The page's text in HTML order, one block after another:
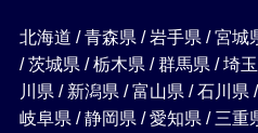
北海道 / 青森県 / 岩手県 / 宮城
/ 茨城県 / 栃木県 / 群馬県 / 埼
川県 / 新潟県 / 富山県 / 石川県
岐阜県 / 静岡県 / 愛知県 / 三重